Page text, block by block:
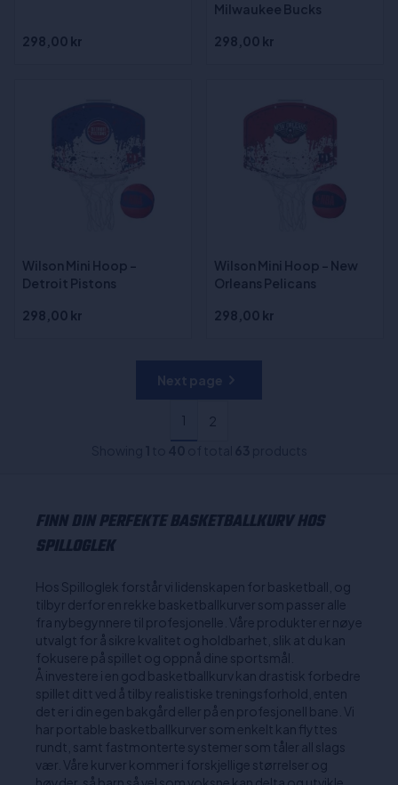
298,00 kr
Milwaukee Bucks
298,00 kr
Wilson Mini Hoop -
Detroit Pistons
298,00 kr
Wilson Mini Hoop - New
Orleans Pelicans
298,00 kr
1
2
FINN DIN PERFEKTE BASKETBALLKURV HOS
SPILLOGLEK
Hos Spilloglek forstår vi lidenskapen for basketball, og
tilbyr derfor en rekke basketballkurver som passer alle
fra nybegynnere til profesjonelle. Våre produkter er nøye
utvalgt for å sikre kvalitet og holdbarhet, slik at du kan
fokusere på spillet og oppnå dine sportsmål.
Å investere i en god basketballkurv kan drastisk forbedre
spillet ditt ved å tilby realistiske treningsforhold, enten
det er i din egen bakgård eller på en profesjonell bane. Vi
har portable basketballkurver som enkelt kan flyttes
rundt, samt fastmonterte systemer som tåler all slags
vær. Våre kurver kommer i forskjellige størrelser og